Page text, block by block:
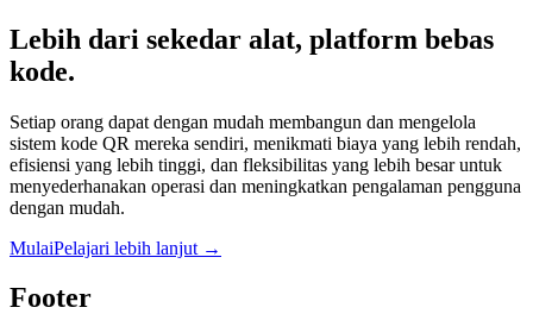
Lebih dari sekedar alat, platform bebas
kode.
Setiap orang dapat dengan mudah membangun dan mengelola
sistem kode QR mereka sendiri, menikmati biaya yang lebih rendah,
efisiensi yang lebih tinggi, dan fleksibilitas yang lebih besar untuk
menyederhanakan operasi dan meningkatkan pengalaman pengguna
dengan mudah.
MulaiPelajari lebih lanjut →
Footer